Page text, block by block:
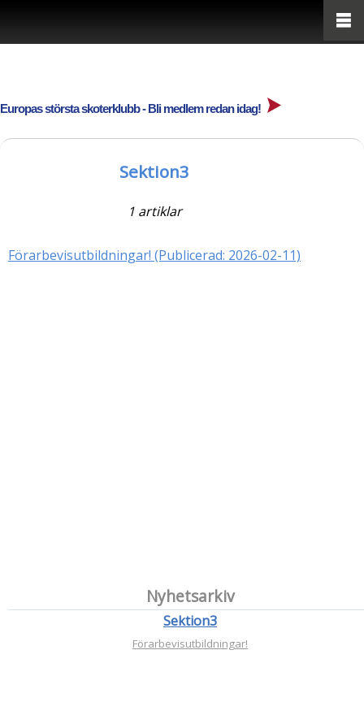
Europas största skoterklubb - Bli medlem redan idag!
Nyhetsarkiv
Sektion3
Förarbevisutbildningar!
Sektion3
1 artiklar
Förarbevisutbildningar! (Publicerad: 2026-02-11)